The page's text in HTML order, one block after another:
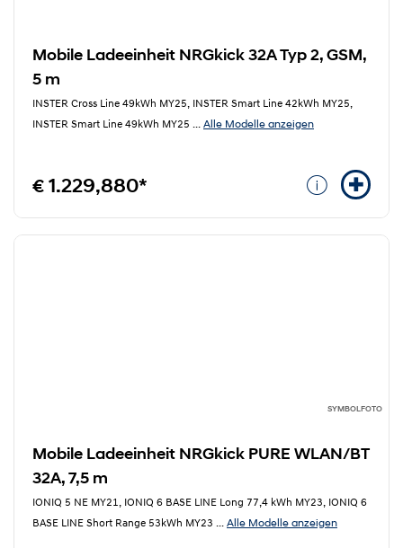
Mobile Ladeeinheit NRGkick 32A Typ 2, GSM,
5 m
INSTER Cross Line 49kWh MY25, INSTER Smart Line 42kWh MY25,
INSTER Smart Line 49kWh MY25 ... Alle Modelle anzeigen
€ 1.229,880*
SYMBOLFOTO
Mobile Ladeeinheit NRGkick PURE WLAN/BT
32A, 7,5 m
IONIQ 5 NE MY21, IONIQ 6 BASE LINE Long 77,4 kWh MY23, IONIQ 6
BASE LINE Short Range 53kWh MY23 ... Alle Modelle anzeigen